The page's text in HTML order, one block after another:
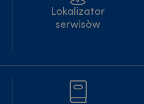
Lokalizator
serwisòw